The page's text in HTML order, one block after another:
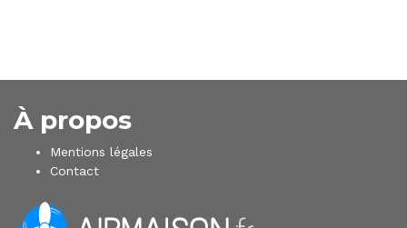
À propos
Mentions légales
Contact